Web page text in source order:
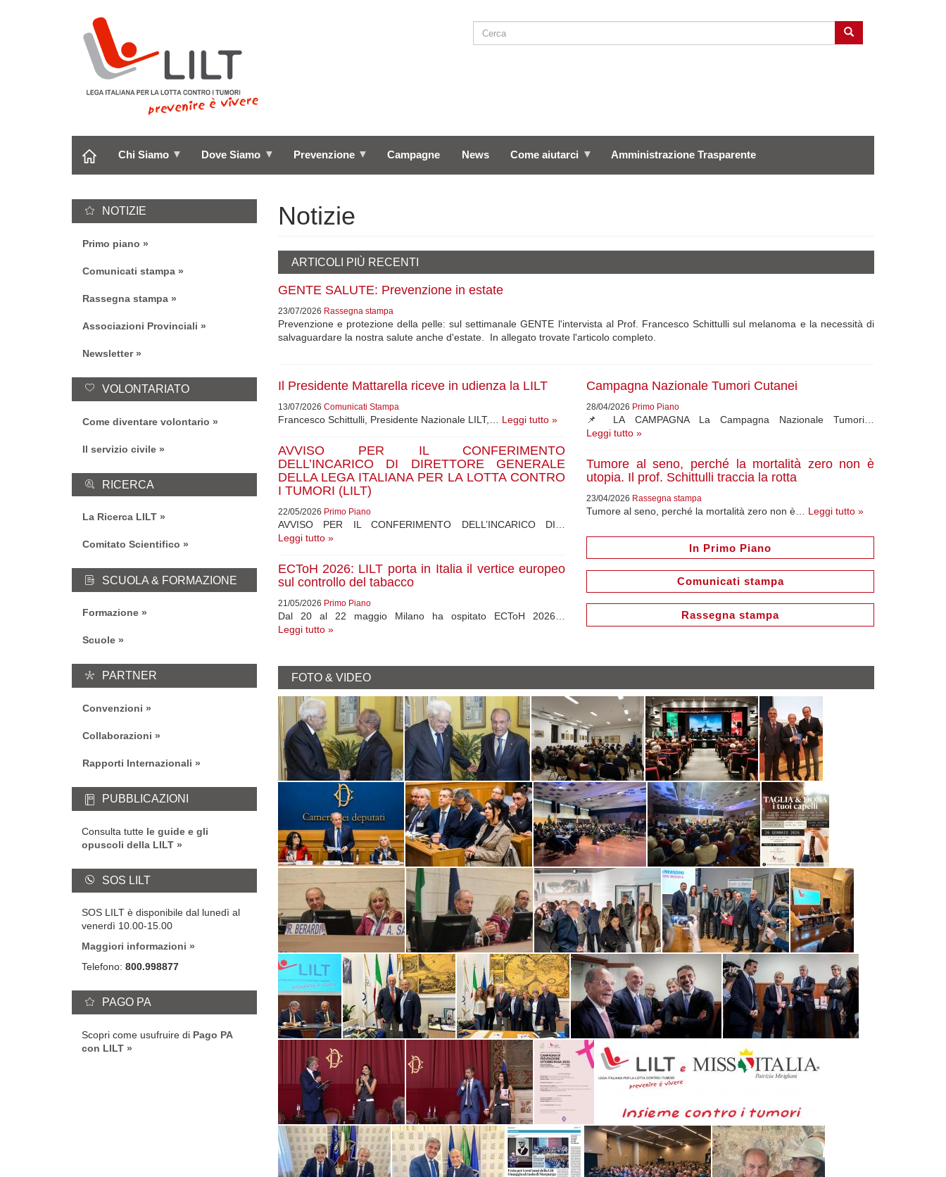
SEARCH Cerca
Chi Siamo Dove Siamo Prevenzione Campagne News Come aiutarci Amministrazione Trasparente
NOTIZIE
Primo piano
Comunicati stampa
Rassegna stampa
Associazioni Provinciali
Newsletter
VOLONTARIATO
Come diventare volontario
Il servizio civile
RICERCA
La Ricerca LILT
Comitato Scientifico
SCUOLA & FORMAZIONE
Formazione
Scuole
PARTNER
Convenzioni
Collaborazioni
Rapporti Internazionali
PUBBLICAZIONI
Consulta tutte le guide e gli
opuscoli della LILT
SOS LILT
SOS LILT è disponibile dal lunedì al
venerdì 10.00-15.00
Maggiori informazioni
Telefono: 800.998877
PAGO PA
Scopri come usufruire di Pago PA
con LILT
Notizie
ARTICOLI PIÙ RECENTI
GENTE SALUTE: Prevenzione in estate
23/07/2026 Rassegna stampa
Prevenzione e protezione della pelle: sul settimanale GENTE l'intervista al Prof. Francesco Schittulli sul melanoma e la necessità di
salvaguardare la nostra salute anche d'estate. In allegato trovate l'articolo completo.
Il Presidente Mattarella riceve in udienza la LILT
13/07/2026 Comunicati Stampa
Francesco Schittulli, Presidente Nazionale LILT,… Leggi tutto »
AVVISO PER IL CONFERIMENTO
DELL’INCARICO DI DIRETTORE GENERALE
DELLA LEGA ITALIANA PER LA LOTTA CONTRO
I TUMORI (LILT)
22/05/2026 Primo Piano
AVVISO PER IL CONFERIMENTO DELL’INCARICO DI…
Leggi tutto »
ECToH 2026: LILT porta in Italia il vertice europeo
sul controllo del tabacco
21/05/2026 Primo Piano
Dal 20 al 22 maggio Milano ha ospitato ECToH 2026…
Leggi tutto »
Campagna Nazionale Tumori Cutanei
28/04/2026 Primo Piano
📌 LA CAMPAGNA La Campagna Nazionale Tumori…
Leggi tutto »
Tumore al seno, perché la mortalità zero non è
utopia. Il prof. Schittulli traccia la rotta
23/04/2026 Rassegna stampa
Tumore al seno, perché la mortalità zero non è… Leggi tutto »
In Primo Piano
Comunicati stampa
Rassegna stampa
FOTO & VIDEO